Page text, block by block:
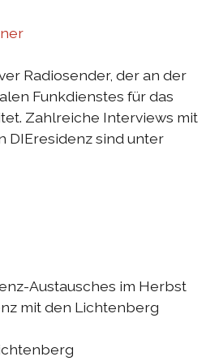
2021
murs 2021
2019
2019
Radiosender, der an der
Funkdienstes für das
Zahlreiche Interviews mit
DIEresidenz sind unter
Austausches im Herbst
mit den Lichtenberg